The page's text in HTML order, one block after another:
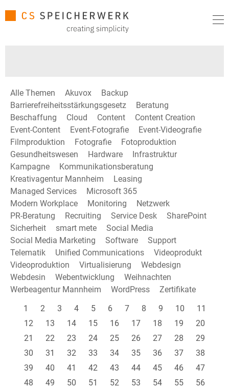
Alle Themen Akuvox
Backup
Barrierefreiheitsstärkungsgesetz
Beratung
Beschaffung
Cloud Content
Content Creation
Event-Content
Event-Fotografie
Event-Videografie
Filmproduktion
Fotografie
Fotoproduktion
Gesundheitswesen
Hardware
Infrastruktur
Kampagne
Kommunikationsberatung
Kreativagentur Mannheim
Leasing
Managed Services
Microsoft 365
Modern Workplace
Monitoring
Netzwerk
PR-Beratung
Recruiting Service Desk
SharePoint
Sicherheit
smart mete
Social Media
Social Media Marketing
Software
Support
Telematik
Unified Communications
Videoprodukt
Videoproduktion
Virtualisierung
Webdesign
Webdesin
Webentwicklung
Weihnachten
Werbeagentur Mannheim
WordPress
Zertifikate
1
2 3 4 5 6 7 8 9 10
11
12
13 14 15 16 17 18 19
20
21
22 23 24 25 26 27 28
29
30
31 32 33 34 35 36 37
38
39
40 41 42 43 44 45 46
47
48
49 50 51 52 53 54 55
56